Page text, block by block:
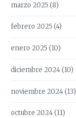
marzo 2025 (8)
febrero 2025 (4)
enero 2025 (10)
diciembre 2024(10)
noviembre 2024(13)
octubre 2024(11)